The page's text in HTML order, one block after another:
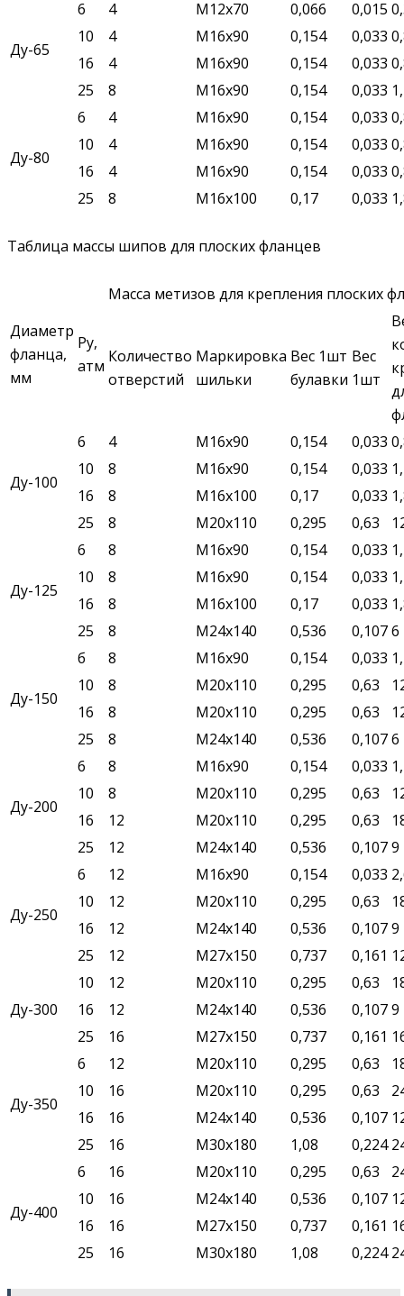
Ду-65
6 4 М12х70 0,066 0,015
10
4 М16х90 0,154 0,033
16
4 М16х90 0,154 0,033
25
8 М16х90 0,154 0,033
Ду-80
6 4 М16х90 0,154 0,033
10
4 М16х90 0,154 0,033
16
4 М16х90 0,154 0,033
25
8 М16х100 0,17 0,033
Таблица массы шипов для плоских фланцев
Диаметр
фланца,
мм
Ру,
атм
Масса метизов для крепления плоских
Количество
отверстий
Маркировка
шильки
Вес 1шт
булавки
Вес
1шт
Ду-100
6 4 М16х90 0,154 0,033
10
8 М16х90 0,154 0,033
16
8 М16х100 0,17 0,033
25
8 М20х110 0,295 0,63
Ду-125
6 8 М16х90 0,154 0,033
10
8 М16х90 0,154 0,033
16
8 М16х100 0,17 0,033
25
8 М24х140 0,536 0,1076
Ду-150
б 8 М16х90 0,154 0,033
10
8 М20х110 0,295 0,63
16
8 М20х110 0,295 0,63
25
8 М24х140 0,536 0,1076
Ду-200
6 8 М16х90 0,154 0,033
10
8 М20х110 0,295 0,63
16
12 М20х110 0,295 0,63
25
12 М24х140 0,536 0,1079
Ду-250
6 12 М16х90 0,154 0,033
10
12 М20х110 0,295 0,63
16
12 М24х140 0,536 0,1079
25
12 М27х150 0,737 0,161
Ду-300
10 12 М20х110 0,295 0,63
16
12 М24х140 0,536 0,1079
25
16 М27х150 0,737 0,161
Ду-350
6 12 М20х110 0,295 0,63
10
16 М20х110 0,295 0,63
16
16 М24х140 0,536 0,107
25
16 М30х180 1,08 0,224
Ду-400
6 16 М20х110 0,295 0,63
10
16 М24х140 0,536 0,107
16
16 М27х150 0,737 0,161
25
16 М30х180 1,08 0,224